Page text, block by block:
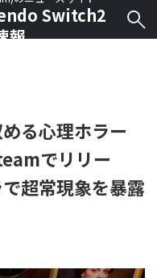
Switch2
報
る心理ホラー
でリリー
超常現象を暴露